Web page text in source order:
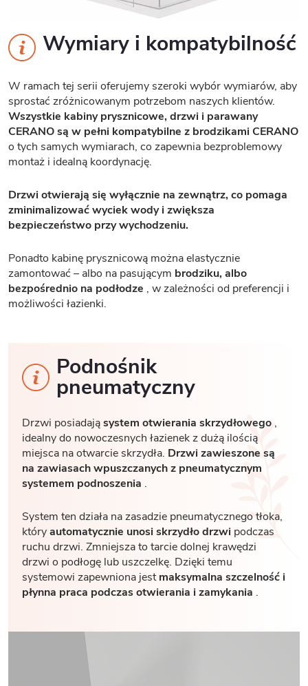
Wymiary i kompatybilność
W ramach tej serii oferujemy szeroki wybór wymiarów, aby
sprostać zróżnicowanym potrzebom naszych klientów.
Wszystkie kabiny prysznicowe, drzwi i parawany
CERANO są w pełni kompatybilne z brodzikami CERANO
o tych samych wymiarach, co zapewnia bezproblemowy
montaż i idealną koordynację.
Drzwi otwierają się wyłącznie na zewnątrz, co pomaga
zminimalizować wyciek wody i zwiększa
bezpieczeństwo przy wychodzeniu.
Ponadto kabinę prysznicową można elastycznie
zamontować – albo na pasującym brodziku, albo
bezpośrednio na podłodze , w zależności od preferencji i
możliwości łazienki.
Podnośnik
pneumatyczny
Drzwi posiadająsystem otwierania skrzydłowego ,
idealny do nowoczesnych łazienek z dużą ilością
miejsca na otwarcie skrzydła. Drzwi zawieszone są
na zawiasach wpuszczanych z pneumatycznym
systemem podnoszenia .
System ten działa na zasadzie pneumatycznego tłoka,
któryautomatycznie unosi skrzydło drzwi podczas
ruchu drzwi. Zmniejsza to tarcie dolnej krawędzi
drzwi o podłogę lub uszczelkę. Dzięki temu
systemowi zapewniona jestmaksymalna szczelność i
płynna praca podczas otwierania i zamykania .